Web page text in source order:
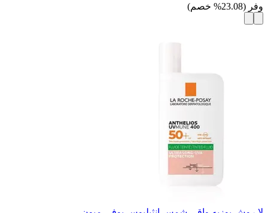
وفر (
23.08
% خصم)